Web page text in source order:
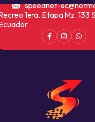
speednet-
1era. Etapa Mz. 133